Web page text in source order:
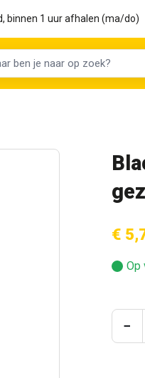
binnen 1 uur afhalen (ma/do)
€
Op
−